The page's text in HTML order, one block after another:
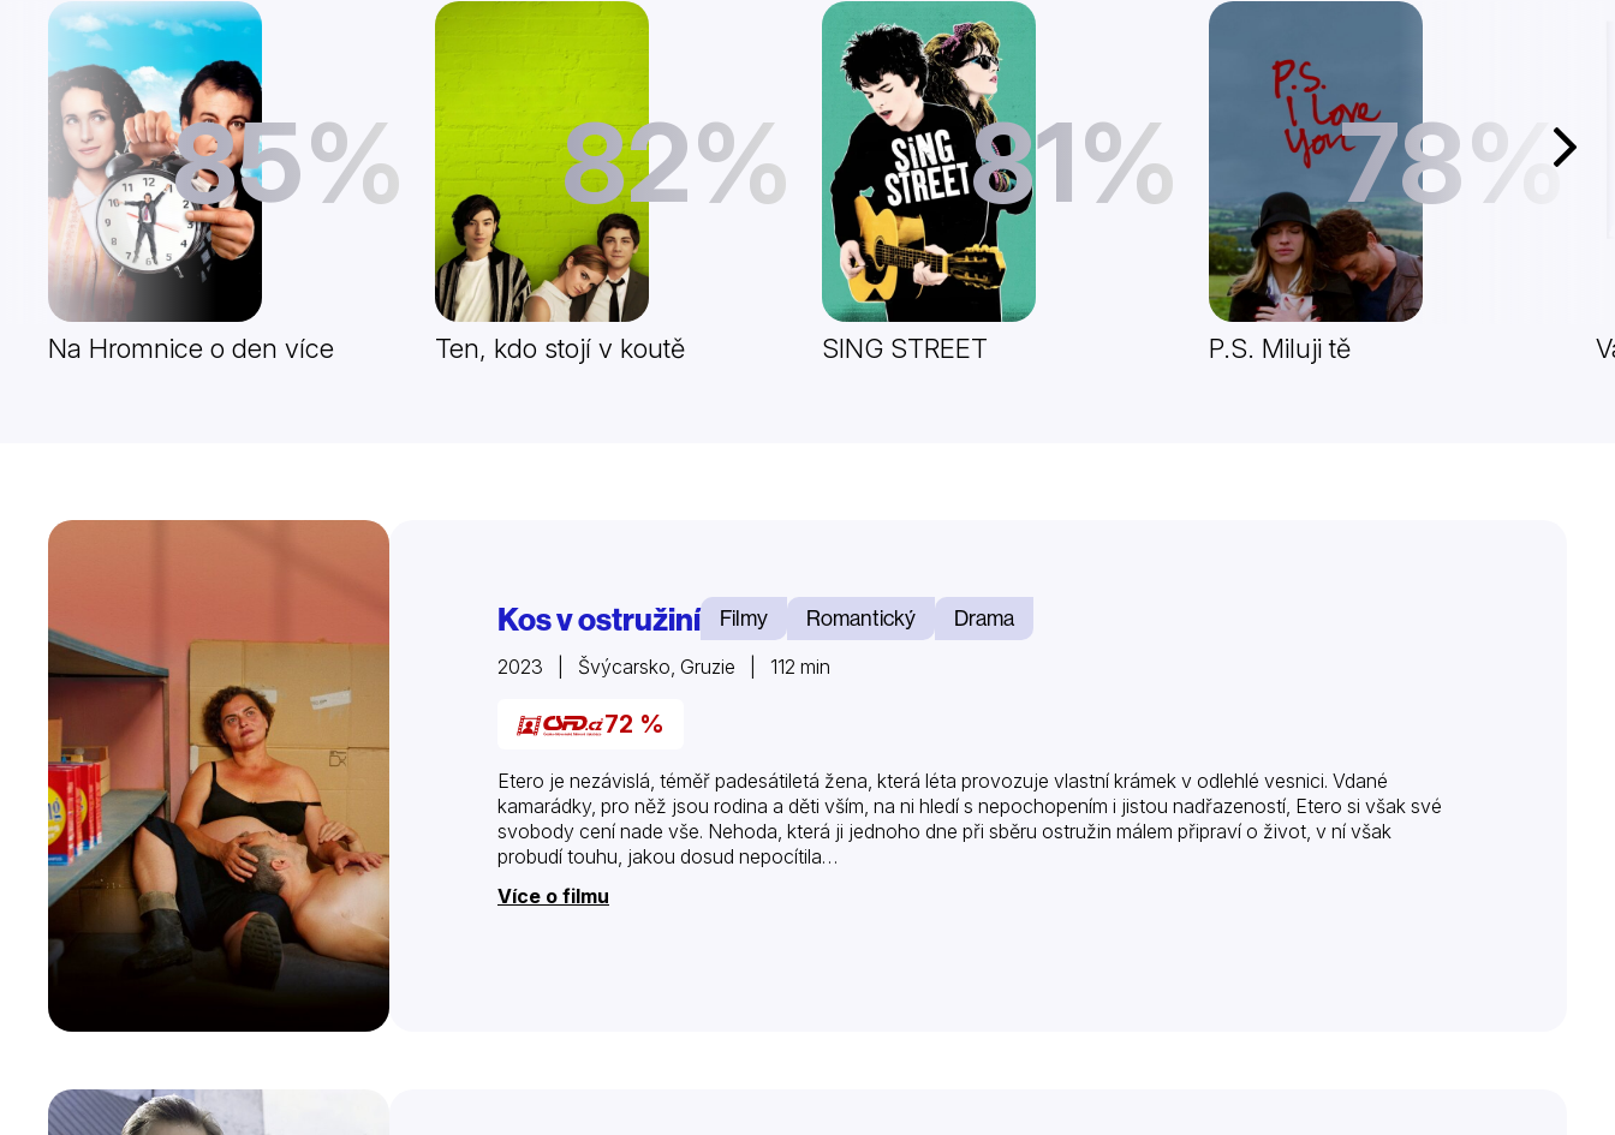
Další
85%
Na Hromnice o den více
82%
Ten, kdo stojí v koutě
81%
SING STREET
78%
P.S. Miluji tě
Kos v ostružiní Filmy Romantický Drama
2023 | Švýcarsko, Gruzie | 112 min
72 %
Etero je nezávislá, téměř padesátiletá žena, která léta provozuje vlastní krámek v odlehlé vesnici. Vdané
kamarádky, pro něž jsou rodina a děti vším, na ni hledí s nepochopením i jistou nadřazeností, Etero si však své
svobody cení nade vše. Nehoda, která ji jednoho dne při sběru ostružin málem připraví o život, v ní však
probudí touhu, jakou dosud nepocítila…
Více o filmu